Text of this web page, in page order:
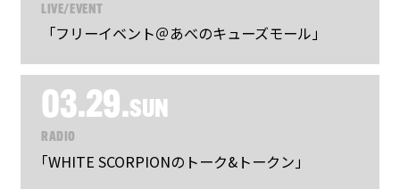
LIVE/EVENT
「フリーイベント＠あべのキューズモール」
03.29.SUN
RADIO
｢WHITE SCORPIONのトーク&トークン｣